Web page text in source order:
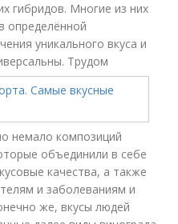
гибридов. Многие из них
определённой
уникального вкуса и
Трудом
немало композиций
объединили в себе
качества, а также
и заболеваниям и
же, вкусы людей